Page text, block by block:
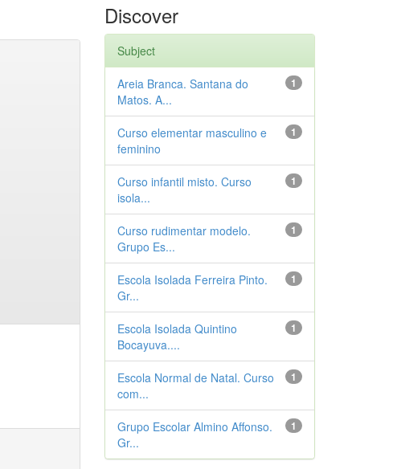
Discover
Subject
1
Areia Branca. Santana do
Matos. A...
1
Curso elementar masculino e
feminino
1
Curso infantil misto. Curso
isola...
1
Curso rudimentar modelo.
Grupo Es...
1
Escola Isolada Ferreira Pinto.
Gr...
1
Escola Isolada Quintino
Bocayuva....
1
Escola Normal de Natal. Curso
com...
1
Grupo Escolar Almino Affonso.
Gr...